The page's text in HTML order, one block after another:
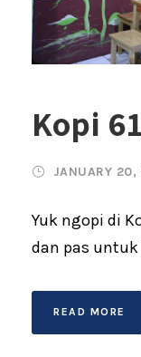
Kopi
JANUARY
Yuk ngopi di
dan pas
READ MORE